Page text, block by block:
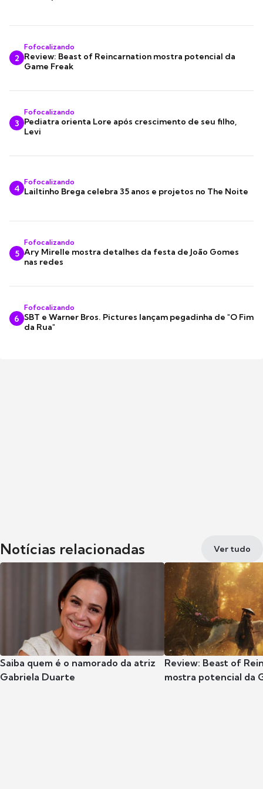
2
Fofocalizando
Review: Beast of Reincarnation mostra potencial da
Game Freak
3
Fofocalizando
Pediatra orienta Lore após crescimento de seu filho,
Levi
4
Fofocalizando
Lailtinho Brega celebra 35 anos e projetos no The Noite
5
Fofocalizando
Ary Mirelle mostra detalhes da festa de João Gomes
nas redes
6
Fofocalizando
SBT e Warner Bros. Pictures lançam pegadinha de "O Fim
da Rua"
Notícias relacionadas Ver tudo
Saiba quem é o namorado da atriz
Gabriela Duarte
Review: Beast of
mostra potencial da